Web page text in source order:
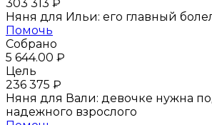
коляску и тренируется
другом ему не страшно.
ждет очереди в московское
социальное учреждение,
303 313 ₽
Няня для Ильи: его главный
Помочь
Собрано
5 644.00 ₽
Цель
236 375 ₽
Няня для Вали: девочке нужна
надежного взрослого